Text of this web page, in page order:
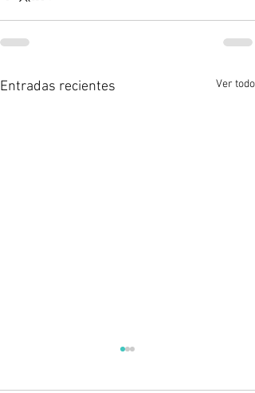
Entradas recientes Ver todo